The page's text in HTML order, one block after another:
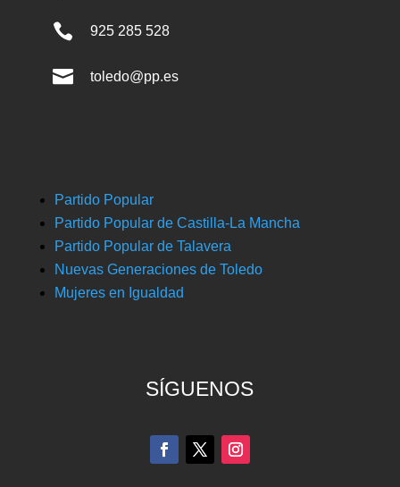
 925 285 528
 toledo@pp.es
Partido Popular
Partido Popular de Castilla-La Mancha
Partido Popular de Talavera
Nuevas Generaciones de Toledo
Mujeres en Igualdad
SÍGUENOS